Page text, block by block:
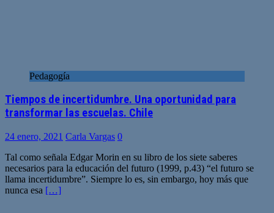
Pedagogía
Tiempos de incertidumbre. Una oportunidad para
transformar las escuelas. Chile
24 enero, 2021 Carla Vargas 0
Tal como señala Edgar Morin en su libro de los siete saberes
necesarios para la educación del futuro (1999, p.43) “el futuro se
llama incertidumbre”. Siempre lo es, sin embargo, hoy más que
nunca esa […]